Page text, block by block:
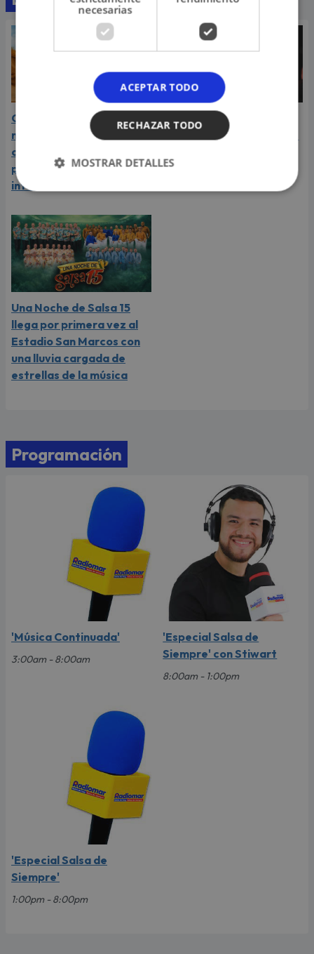
Carín León atraviesa el
mejor momento de su
carrera y llega a Lima en
plena consagración
internacional
Daniela Darcourt, Masiel
Málaga y más artistas de
apoyo a Naldy Saldaña
Una Noche de Salsa 15
llega por primera vez al
Estadio San Marcos con
una lluvia cargada de
estrellas de la música
Programación
'Música Continuada'
3:00am - 8:00am
'Especial Salsa de
Siempre' con Stiwart
8:00am - 1:00pm
'Especial Salsa de
Siempre'
1:00pm - 8:00pm
necesarias
ACEPTAR TODO
RECHAZAR TODO
MOSTRAR DETALLES